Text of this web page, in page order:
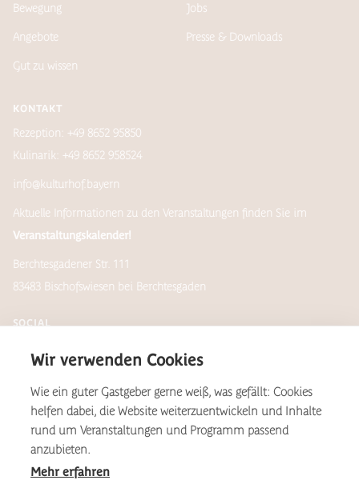
Wir verwenden Cookies
Wie ein guter Gastgeber gerne weiß, was gefällt: Cookies
helfen dabei, die Website weiterzuentwickeln und Inhalte
rund um Veranstaltungen und Programm passend
anzubieten.
Mehr erfahren
Bewegung
Angebote
Gut zu wissen
Jobs
Presse & Downloads
KONTAKT
Rezeption: +49 8652 95850
Kulinarik: +49 8652 958524
info@kulturhof.bayern
Aktuelle Informationen zu den Veranstaltungen finden Sie im
Veranstaltungskalender!
Berchtesgadener Str. 111
83483 Bischofswiesen bei Berchtesgaden
SOCIAL
Newsletter
*Aus Gründen der Lesbarkeit wird auf dieser Website das